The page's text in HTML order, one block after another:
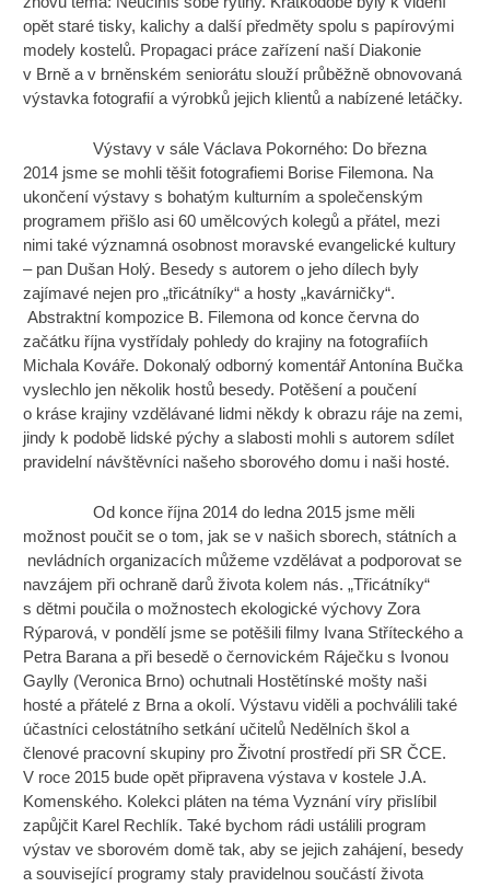
opět staré tisky, kalichy a další předměty spolu s papírovými
modely kostelů. Propagaci práce zařízení naší Diakonie
v Brně a v brněnském seniorátu slouží průběžně obnovovaná
výstavka fotografií a výrobků jejich klientů a nabízené letáčky.
Výstavy v sále Václava Pokorného: Do března
2014 jsme se mohli těšit fotografiemi Borise Filemona. Na
ukončení výstavy s bohatým kulturním a společenským
programem přišlo asi 60 umělcových kolegů a přátel, mezi
nimi také významná osobnost moravské evangelické kultury
– pan Dušan Holý. Besedy s autorem o jeho dílech byly
zajímavé nejen pro „třicátníky“ a hosty „kavárničky“.
Abstraktní kompozice B. Filemona od konce června do
začátku října vystřídaly pohledy do krajiny na fotografiích
Michala Kováře. Dokonalý odborný komentář Antonína Bučka
vyslechlo jen několik hostů besedy. Potěšení a poučení
o kráse krajiny vzdělávané lidmi někdy k obrazu ráje na zemi,
jindy k podobě lidské pýchy a slabosti mohli s autorem sdílet
pravidelní návštěvníci našeho sborového domu i naši hosté.
Od konce října 2014 do ledna 2015 jsme měli
možnost poučit se o tom, jak se v našich sborech, státních a
nevládních organizacích můžeme vzdělávat a podporovat se
navzájem při ochraně darů života kolem nás. „Třicátníky“
s dětmi poučila o možnostech ekologické výchovy Zora
Rýparová, v pondělí jsme se potěšili filmy Ivana Stříteckého a
Petra Barana a při besedě o černovickém Ráječku s Ivonou
Gaylly (Veronica Brno) ochutnali Hostětínské mošty naši
hosté a přátelé z Brna a okolí. Výstavu viděli a pochválili také
účastníci celostátního setkání učitelů Nedělních škol a
členové pracovní skupiny pro Životní prostředí při SR ČCE.
V roce 2015 bude opět připravena výstava v kostele J.A.
Komenského. Kolekci pláten na téma Vyznání víry přislíbil
zapůjčit Karel Rechlík. Také bychom rádi ustálili program
výstav ve sborovém domě tak, aby se jejich zahájení, besedy
a související programy staly pravidelnou součástí života